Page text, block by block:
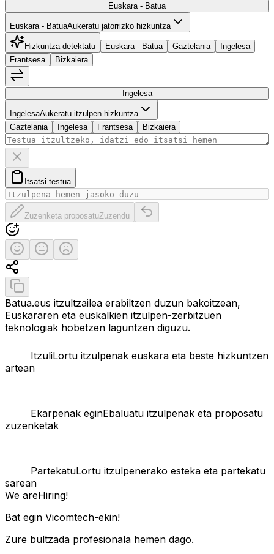
Euskara - Batua
Euskara - BatuaAukeratu jatorrizko hizkuntza
Hizkuntza detektatu Euskara - Batua Gaztelania
Ingelesa
Frantsesa
Bizkaiera
Ingelesa
IngelesaAukeratu itzulpen hizkuntza
Gaztelania
Ingelesa Frantsesa Bizkaiera
Itsatsi testua
Zuzenketa proposatu
Zuzenketa proposatuZuzendu
Itzulpen originala berrezarri
Ebaluatu itzulpena
Itzulpen onaErdipurdiItzulpen txarra
Partekatu itzulpena
Kopiatu itzulpena
Batua.eus itzultzailea erabiltzen duzun bakoitzean,
Euskararen eta euskalkien itzulpen-zerbitzuen
teknologiak hobetzen laguntzen diguzu.
ItzuliLortu itzulpenak euskara eta beste hizkuntzen
artean
Ekarpenak eginEbaluatu itzulpenak eta proposatu
zuzenketak
PartekatuLortu itzulpenerako esteka eta partekatu
sarean
We areHiring!
Bat egin Vicomtech-ekin!
Zure bultzada profesionala hemen dago.